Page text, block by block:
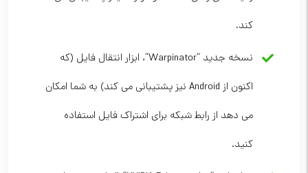
کند.
نسخه جدید “Warpinator”، ابزار انتقال فایل (که
اکنون از Android نیز پشتیبانی می کند) به شما امکان
می دهد از رابط شبکه برای اشتراک فایل استفاده
کنید.